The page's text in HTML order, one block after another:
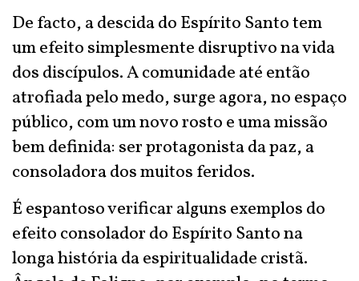
De facto, a descida do Espírito Santo tem
um efeito simplesmente disruptivo na vida
dos discípulos. A comunidade até então
atrofiada pelo medo, surge agora, no espaço
público, com um novo rosto e uma missão
bem definida: ser protagonista da paz, a
consoladora dos muitos feridos.
É espantoso verificar alguns exemplos do
efeito consolador do Espírito Santo na
longa história da espiritualidade cristã.